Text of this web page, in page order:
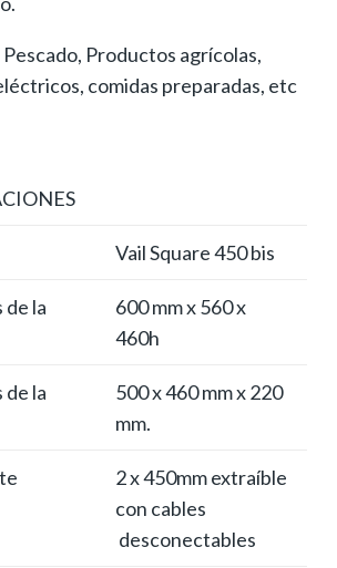
Productos agrícolas,
comidas preparadas, etc
Vail Square 450 bis
de la
600 mm x 560 x
460h
de la
500 x 460 mm x 220
mm.
2 x 450mm extraíble
con cables
desconectables